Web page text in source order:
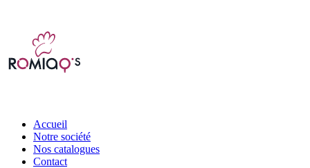
Accueil
Notre société
Nos catalogues
Contact